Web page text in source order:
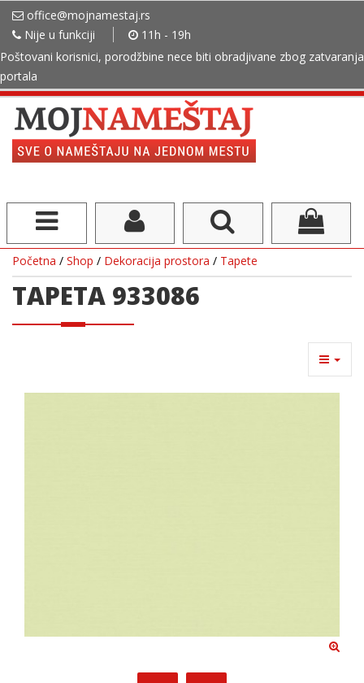
office@mojnamestaj.rs
Nije u funkciji
11h - 19h
Poštovani korisnici, porodžbine nece biti obradjivane zbog zatvaranja
portala
Početna / Shop / Dekoracija prostora / Tapete
TAPETA 933086